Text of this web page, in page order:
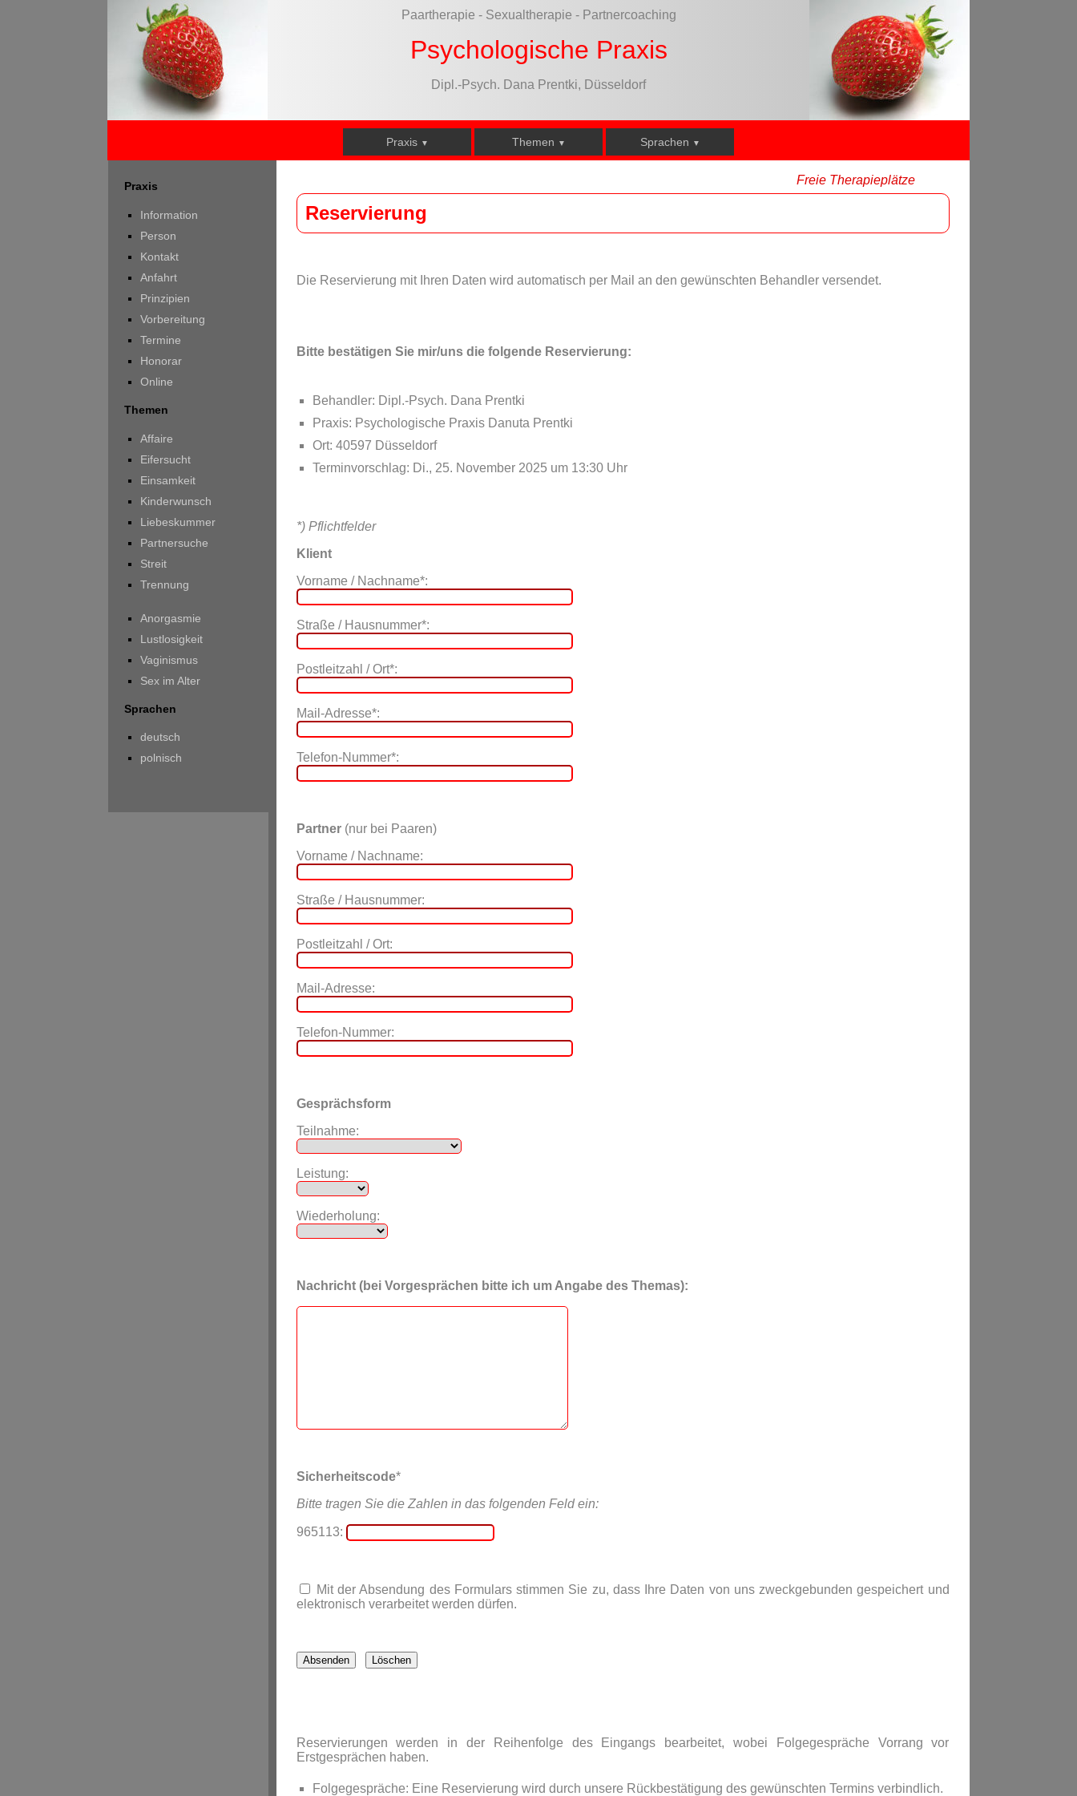
Paartherapie - Sexualtherapie - Partnercoaching
Psychologische Praxis
Dipl.-Psych. Dana Prentki, Düsseldorf
Freie Therapieplätze
Praxis ▼ Themen ▼ Sprachen ▼
Praxis
Information
Person
Kontakt
Anfahrt
Prinzipien
Vorbereitung
Termine
Honorar
Online
Themen
Affaire
Eifersucht
Einsamkeit
Kinderwunsch
Liebeskummer
Partnersuche
Streit
Trennung
Anorgasmie
Lustlosigkeit
Vaginismus
Sex im Alter
Sprachen
deutsch
polnisch
Reservierung
Die Reservierung mit Ihren Daten wird automatisch per Mail an den gewünschten Behandler versendet.
Bitte bestätigen Sie mir/uns die folgende Reservierung:
Behandler: Dipl.-Psych. Dana Prentki
Praxis: Psychologische Praxis Danuta Prentki
Ort: 40597 Düsseldorf
Terminvorschlag: Di., 25. November 2025 um 13:30 Uhr
*) Pflichtfelder
Klient
Vorname / Nachname*:
Straße / Hausnummer*:
Postleitzahl / Ort*:
Mail-Adresse*:
Telefon-Nummer*:
Partner(nur bei Paaren)
Vorname / Nachname:
Straße / Hausnummer:
Postleitzahl / Ort:
Mail-Adresse:
Telefon-Nummer:
Gesprächsform
Teilnahme:
Leistung:
Wiederholung:
Nachricht (bei Vorgesprächen bitte ich um Angabe des Themas):
Sicherheitscode*
Bitte tragen Sie die Zahlen in das folgenden Feld ein:
965113:
Mit der Absendung des Formulars stimmen Sie zu, dass Ihre Daten von uns zweckgebunden gespeichert und
elektronisch verarbeitet werden dürfen.
Reservierungen werden in der Reihenfolge des Eingangs bearbeitet, wobei Folgegespräche Vorrang vor
Erstgesprächen haben.
Folgegespräche: Eine Reservierung wird durch unsere Rückbestätigung des gewünschten Termins verbindlich.